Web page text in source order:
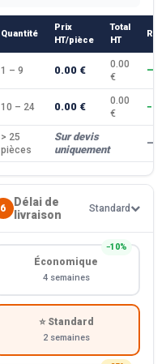
Quantité
Prix
HT/pièce
Total
HT
1 – 9 0.00 €
0.00
€
—
10 – 24 0.00 €
0.00
€
> 25
pièces
Sur devis
uniquement
—
6
Délai de
livraison
Standard
−10%
Économique
4 semaines
⭐ Standard
2 semaines